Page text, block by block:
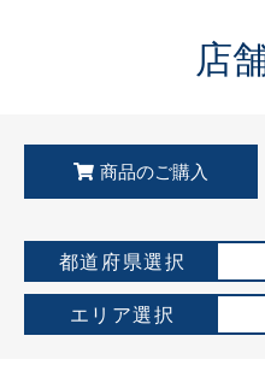
店
商品のご購入
都道府県選択
エリア選択